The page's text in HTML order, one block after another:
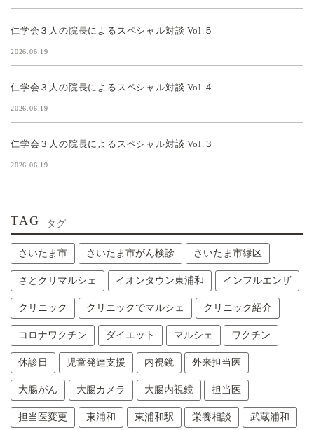
仁学会３人の院長によるスペシャル対談 Vol.５
2026.06.19
仁学会３人の院長によるスペシャル対談 Vol.４
2026.06.19
仁学会３人の院長によるスペシャル対談 Vol.３
2026.06.19
TAG タグ
さいたま市 さいたま市がん検診 さいたま市緑区
さとクリマルシェ イオンタウン東浦和 インフルエンザ
クリニック クリニックでマルシェ クリニック紹介
コロナワクチン ダイエット マルシェ ワクチン
休診日 児童発達支援 内視鏡 外来担当医
大腸がん 大腸カメラ 大腸内視鏡 担当医
担当医変更 東浦和 東浦和駅 栄養相談 武蔵浦和